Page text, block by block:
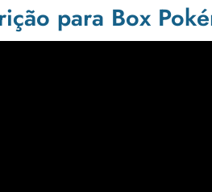
para Box